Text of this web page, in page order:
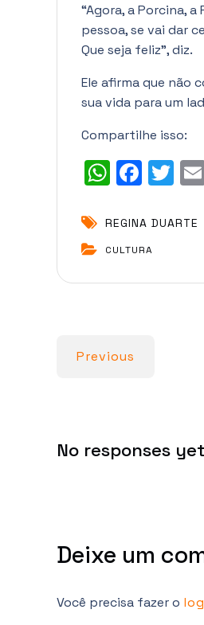
“Agora, a Porcina,
pessoa, se vai dar
Que seja feliz”, diz.
Ele afirma que não
sua vida para um
Compartilhe isso:
W
h
a
t
p
F
a
c
e
T
w
it
REGINA DUARTE
CULTURA
Previous
No responses yet
Deixe um
Você precisa fazer o